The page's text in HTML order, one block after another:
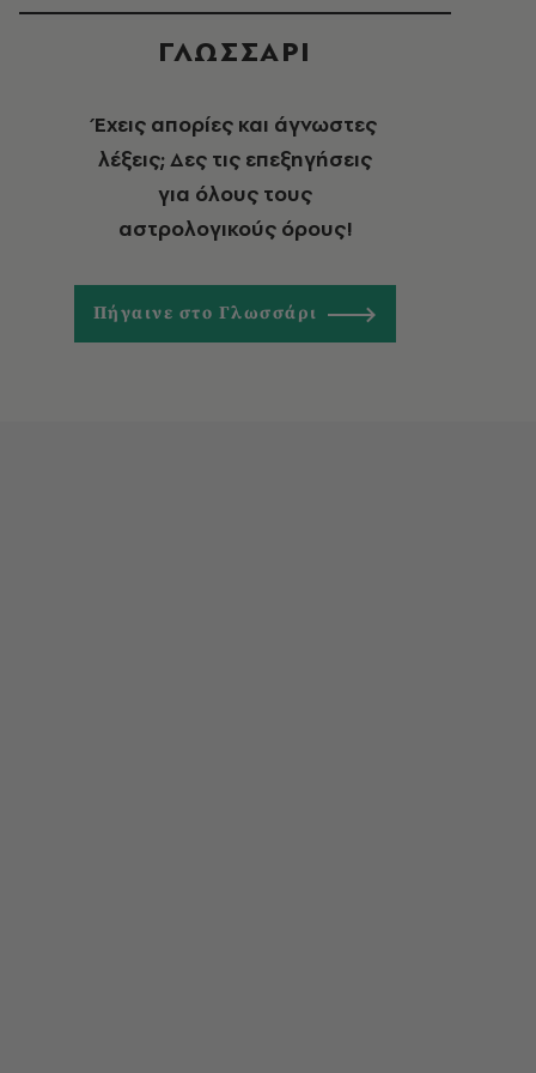
ΓΛΩΣΣΑΡΙ
Έχεις απορίες και άγνωστες
λέξεις; Δες τις επεξηγήσεις
για όλους τους
αστρολογικούς όρους!
Πήγαινε στο Γλωσσάρι